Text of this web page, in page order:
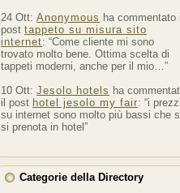
24 Ott: Anonymous ha commentato il
post tappeto su misura sito
internet: “Come cliente mi sono
trovato molto bene. Ottima scelta di
tappeti moderni, anche per il mio…”
10 Ott: Jesolo hotels ha
il post hotel jesolo my fair: “i prezzi
su internet sono molto più bassi che
si prenota in hotel”
Categorie della Directory